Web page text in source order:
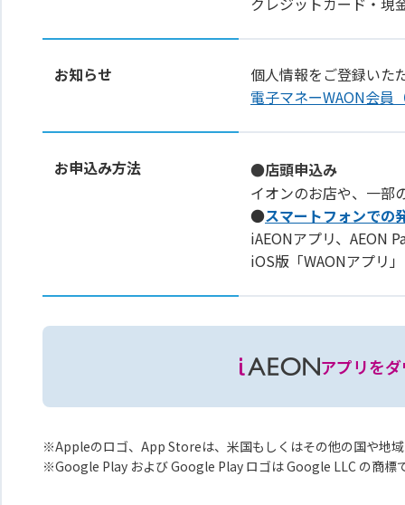
お知らせ
個人情報をご登録いた
電子マネーWAON会員
お申込み方法
●店頭申込み
イオンのお店や、一部
●スマートフォンでの
iAEONアプリ、AEON
iOS版「WAONアプリ
アプリを
Appleのロゴ、App Storeは、米国もしくはその他の国や地
Google Play および Google Play ロゴは Google LLC の商標